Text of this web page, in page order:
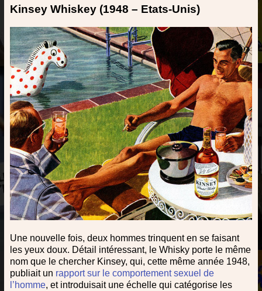
Kinsey Whiskey (1948 – Etats-Unis)
Une nouvelle fois, deux hommes trinquent en se faisant
les yeux doux. Détail intéressant, le Whisky porte le même
nom que le chercher Kinsey, qui, cette même année 1948,
publiait un rapport sur le comportement sexuel de
l’homme, et introduisait une échelle qui catégorise les